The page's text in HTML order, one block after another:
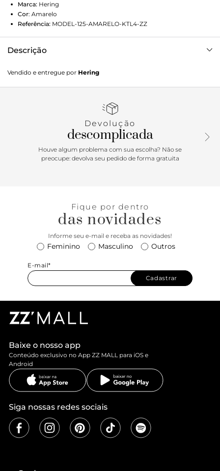
Marca: Hering
Cor: Amarelo
Referência: MODEL-125-AMARELO-KTL4-ZZ
Descrição
conforto em um visual descontraído e despojado. A peça é
confeccionada em tecido leve e resistente, que seca
proporcionando liberdade de movimentos. Com estampas
quem quer se destacar em diferentes ocasiões. Detalhes da
peça: Em tecido Estampa rotativa Modelagem reta Cós
elástico com cordão Bolsos nas laterais e costas
Vendido e entregue por Hering
Devolução
descomplicada
Houve algum problema com sua escolha? Não se
preocupe: devolva seu pedido de forma gratuita
Fique por dentro
das novidades
Informe seu e-mail e receba as novidades!
Feminino Masculino Outros
E-mail*
Cadastrar
Baixe o nosso app
Conteúdo exclusivo no App ZZ MALL para iOS e
Android
Siga nossas redes sociais